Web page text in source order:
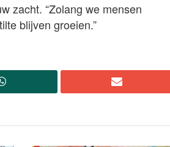
zacht. “Zolang we mensen
blijven groeien.”